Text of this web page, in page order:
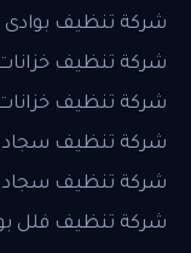
شركة تنظيف بوادى بن
شركة تنظيف خزانات
شركة تنظيف خزانات
شركة تنظيف سجاد بابها
شركة تنظيف سجاد
شركة تنظيف فلل بوادى